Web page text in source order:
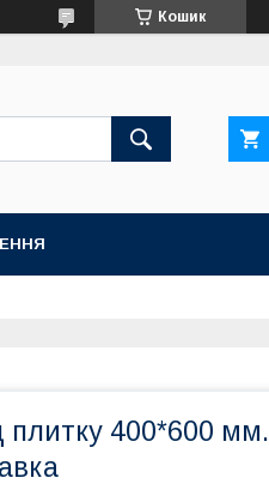
Кошик
плитку 400*600 мм.